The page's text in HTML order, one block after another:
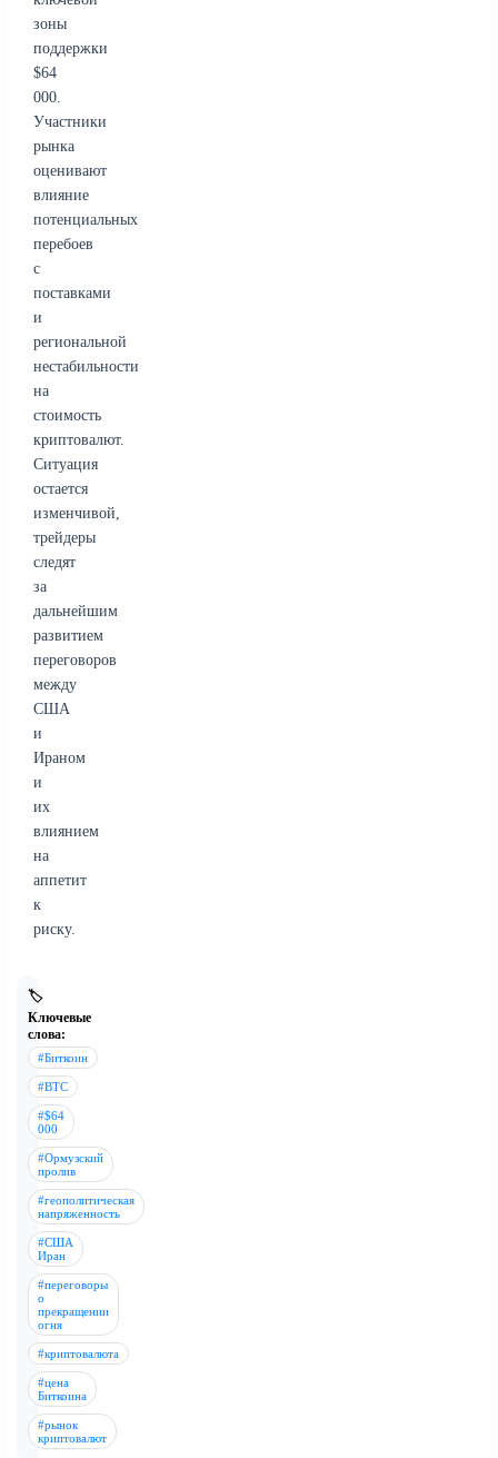
зоны
поддержки
$64
000.
Участники
рынка
оценивают
влияние
потенциальных
перебоев
с
поставками
и
региональной
нестабильности
на
стоимость
криптовалют.
Ситуация
остается
изменчивой,
трейдеры
следят
за
дальнейшим
развитием
переговоров
между
США
и
Ираном
и
их
влиянием
на
аппетит
к
риску.
🏷️
Ключевые
слова:
#Биткоин
#BTC
#$64
000
#Ормузский
пролив
#геополитическая
напряженность
#США
Иран
#переговоры
о
прекращении
огня
#криптовалюта
#цена
Биткоина
#рынок
криптовалют